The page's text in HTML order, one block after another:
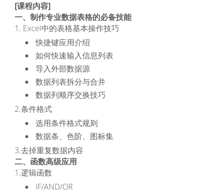
[课程内容]
一、制作专业数据表格的必备技能
1. Excel中的表格基本操作技巧
快捷键应用介绍
如何快速输入信息列表
导入外部数据源
数据列表拆分与合并
数据列顺序交换技巧
2.条件格式
选用条件格式规则
数据条、色阶、图标集
3.去掉重复数据内容
二、函数高级应用
1.逻辑函数
IF/AND/OR